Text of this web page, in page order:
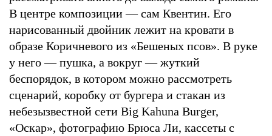
В центре композиции — сам Квентин. Его
нарисованный двойник лежит на кровати в
образе Коричневого из «Бешеных псов». В руке
у него — пушка, а вокруг — жуткий
беспорядок, в котором можно рассмотреть
сценарий, коробку от бургера и стакан из
небезызвестной сети Big Kahuna Burger,
«Оскар», фотографию Брюса Ли, кассеты с